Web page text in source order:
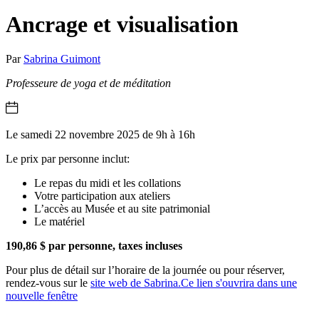
Ancrage et visualisation
Par Sabrina Guimont
Professeure de yoga et de méditation
Le samedi 22 novembre 2025 de 9h à 16h
Le prix par personne inclut:
Le repas du midi et les collations
Votre participation aux ateliers
L’accès au Musée et au site patrimonial
Le matériel
190,86 $ par personne, taxes incluses
Pour plus de détail sur l’horaire de la journée ou pour réserver,
rendez-vous sur le site web de Sabrina.Ce lien s'ouvrira dans une
nouvelle fenêtre